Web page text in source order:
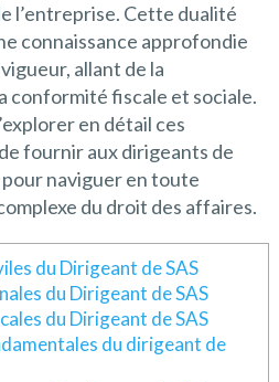
l’entreprise. Cette dualité
connaissance approfondie
allant de la
conformité fiscale et sociale.
en détail ces
fournir aux dirigeants de
pour naviguer en toute
du droit des affaires.
du Dirigeant de SAS
du Dirigeant de SAS
du Dirigeant de SAS
du dirigeant de